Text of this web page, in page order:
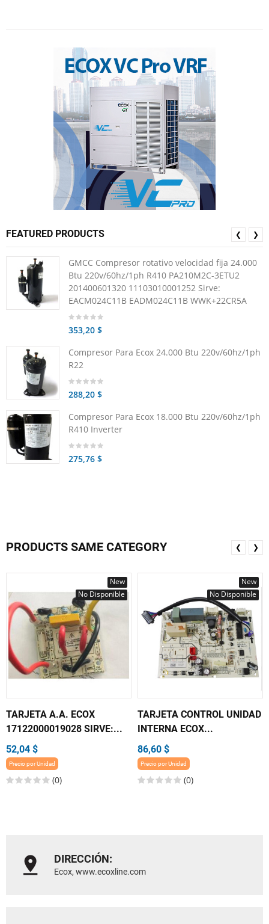
FEATURED PRODUCTS
GMCC Compresor rotativo velocidad fija 24.000
Btu 220v/60hz/1ph R410 PA210M2C-3ETU2
201400601320 11103010001252 Sirve:
EACM024C11B EADM024C11B WWK+22CR5A
353,20 $
Compresor Para Ecox 24.000 Btu 220v/60hz/1ph
R22
288,20 $
Compresor Para Ecox 18.000 Btu 220v/60hz/1ph
R410 Inverter
275,76 $
❮ ❯
PRODUCTS SAME CATEGORY
New
No Disponible
TARJETA A.A. ECOX
17122000019028 SIRVE:...
52,04 $
Precio por Unidad
(0)
New
No Disponible
TARJETA CONTROL UNIDAD
INTERNA ECOX...
86,60 $
Precio por Unidad
(0)
❮ ❯
DIRECCIÓN:
Ecox, www.ecoxline.com